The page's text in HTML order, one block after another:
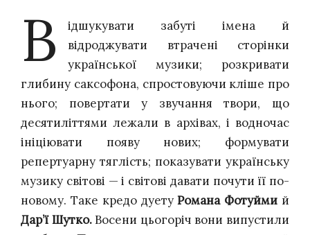
В
ідшукувати забуті імена й
відроджувати втрачені сторінки
української музики; розкривати
глибину саксофона, спростовуючи кліше про
нього; повертати у звучання твори, що
десятиліттями лежали в архівах, і водночас
ініціювати появу нових; формувати
репертуарну тяглість; показувати українську
музику світові — і світові давати почути її по-
новому. Таке кредо дуетуРомана Фотуйми й
Дар’ї Шутко.Восени цьогоріч вони випустили